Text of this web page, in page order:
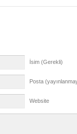
İsim (Gerekli)
Posta
Website